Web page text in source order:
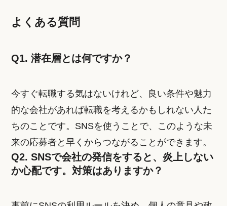
よくある質問
Q1. 潜在層とは何ですか？
今すぐ転職する気はないけれど、良い条件や魅力
的な会社があれば転職を考えるかもしれない人た
ちのことです。SNSを使うことで、このような未
来の応募者と早くからつながることができます。
Q2. SNSで会社の発信をすると、炎上しない
か心配です。対策はありますか？